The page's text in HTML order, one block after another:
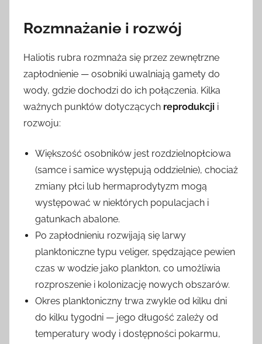
Rozmnażanie i rozwój
Haliotis rubra rozmnaża się przez zewnętrzne
zapłodnienie — osobniki uwalniają gamety do
wody, gdzie dochodzi do ich połączenia. Kilka
ważnych punktów dotyczących reprodukcji i
rozwoju:
Większość osobników jest rozdzielnopłciowa
(samce i samice występują oddzielnie), chociaż
zmiany płci lub hermaprodytyzm mogą
występować w niektórych populacjach i
gatunkach abalone.
Po zapłodnieniu rozwijają się larwy
planktoniczne typu veliger, spędzające pewien
czas w wodzie jako plankton, co umożliwia
rozproszenie i kolonizację nowych obszarów.
Okres planktoniczny trwa zwykle od kilku dni
do kilku tygodni — jego długość zależy od
temperatury wody i dostępności pokarmu,